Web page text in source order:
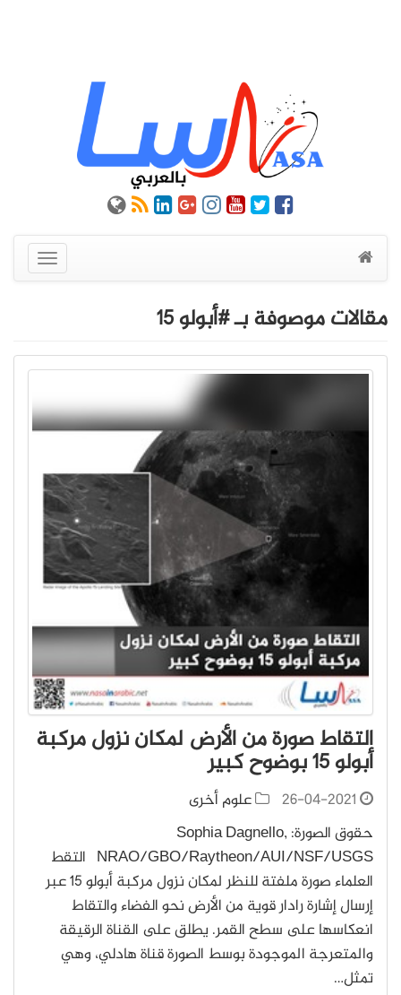
عرض
القائمة
مقالات موصوفة بـ #أبولو 15
التقاط صورة من الأرض لمكان نزول مركبة
أبولو 15 بوضوح كبير
26-04-2021
علوم أخرى
حقوق الصورة: Sophia Dagnello,
NRAO/GBO/Raytheon/AUI/NSF/USGS التقط
العلماء صورة ملفتة للنظر لمكان نزول مركبة أبولو 15 عبر
إرسال إشارة رادار قوية من الأرض نحو الفضاء والتقاط
انعكاسها على سطح القمر. يطلق على القناة الرقيقة
والمتعرجة الموجودة بوسط الصورة قناة هادلي، وهي
تمثل…